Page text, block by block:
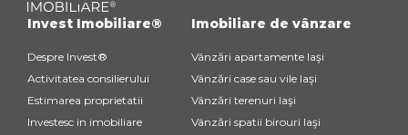
Invest Imobiliare®
Despre Invest®
Activitatea consilierului
Estimarea proprietatii
Investesc in imobiliare
Imobiliare de vânzare
Vânzări apartamente Iaşi
Vânzări case sau vile Iaşi
Vânzări terenuri Iaşi
Vânzări spatii birouri Iaşi